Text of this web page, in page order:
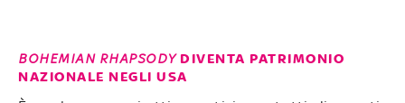
BOHEMIAN RHAPSODYDIVENTA PATRIMONIO
NAZIONALE NEGLI USA